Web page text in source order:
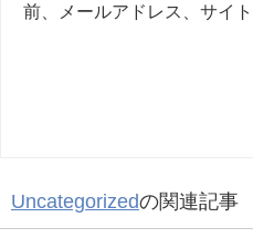
前、メールアドレス、サイト
Uncategorizedの関連記事